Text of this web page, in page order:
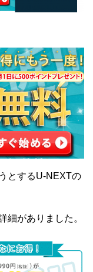
とするU-NEXTの
細がありました。